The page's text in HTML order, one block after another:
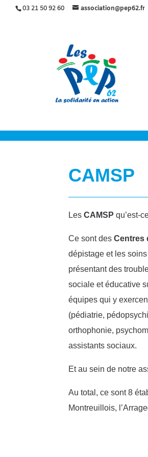
03 21 50 92 60 association@pep62.fr
CAMSP
LesCAMSPqu’est-
Ce sont desCentres
dépistage et les
présentant des
sociale et éducative
équipes qui y
(pédiatrie,
orthophonie,
assistants sociaux.
Et au sein de notre
Au total, ce sont 8
Montreuillois,